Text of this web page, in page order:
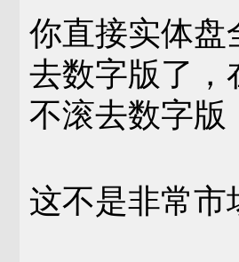
你直接实体
去数字版了
不滚去数字
这不是非常